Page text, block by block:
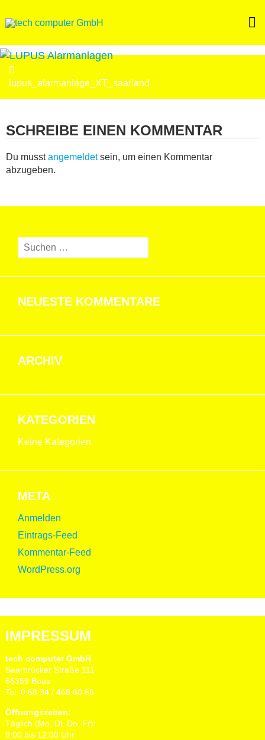
to
BEITRAGSNAVIGATION
lupus_alarmanlage_XT_saarland
SCHREIBE EINEN KOMMENTAR
Du musstangemeldetsein, um einen Kommentar
abzugeben.
Suchen
NEUESTE KOMMENTARE
ARCHIV
KATEGORIEN
Keine Kategorien
META
Anmelden
Eintrags-Feed
Kommentar-Feed
WordPress.org
IMPRESSUM
tech computer GmbH
Saarbrücker Straße 111
66359 Bous
Tel. 0 68 34 / 468 60 66
Öffnungszeiten:
Täglich (Mo, Di, Do, Fr):
9:00 bis 12:00 Uhr